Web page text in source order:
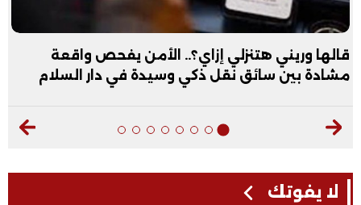
قالها وريني هتنزلي إزاي؟.. الأمن يفحص واقعة
مشادة بين سائق نقل ذكي وسيدة في دار السلام
لا يفوتك